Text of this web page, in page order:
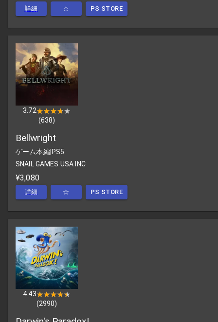
詳細 ☆ PS STORE
3.72★★★★★
★★★★★
(638)
Bellwright
ゲーム本編| PS5
SNAIL GAMES USA INC
¥3,080
詳細 ☆ PS STORE
4.43★★★★★
★★★★★
(2990)